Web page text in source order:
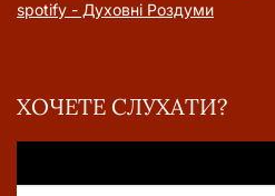
spotify - Духовні Роздуми
ХОЧЕТЕ СЛУХАТИ?